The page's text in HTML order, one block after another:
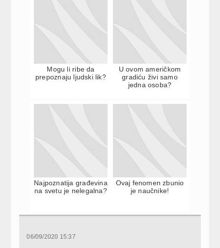
Mogu li ribe da
prepoznaju ljudski lik?
U ovom američkom
gradiću živi samo
jedna osoba?
Najpoznatija građevina
na svetu je nelegalna?
Ovaj fenomen zbunio
je naučnike!
06/09/2020 15:37